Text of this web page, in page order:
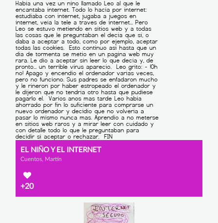
EL NIÑO Y EL INTERNET
Cuentos, Martín
+20